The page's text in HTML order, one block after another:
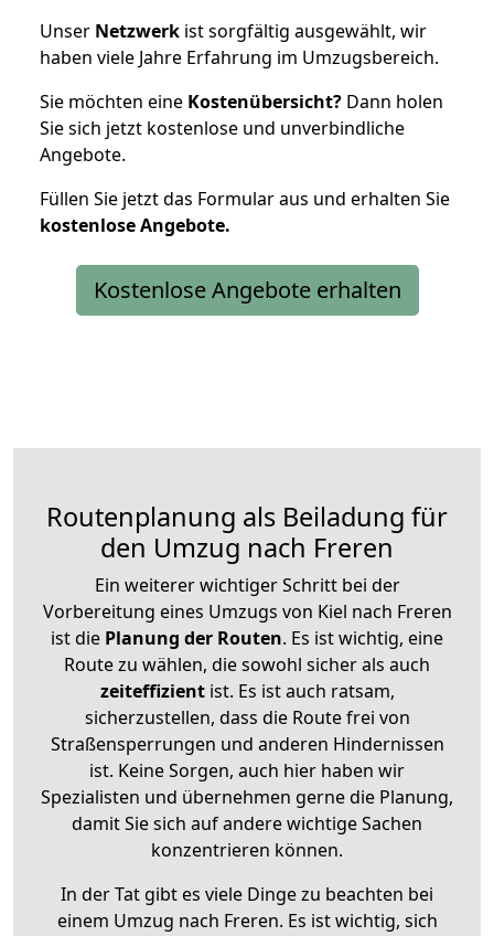
Unser Netzwerk ist sorgfältig ausgewählt, wir
haben viele Jahre Erfahrung im Umzugsbereich.
Sie möchten eine Kostenübersicht? Dann holen
Sie sich jetzt kostenlose und unverbindliche
Angebote.
Füllen Sie jetzt das Formular aus und erhalten Sie
kostenloseAngebote.
Kostenlose Angebote erhalten
Routenplanung als Beiladung für
den Umzug nach Freren
Ein weiterer wichtiger Schritt bei der
Vorbereitung eines Umzugs von Kiel nach Freren
ist die Planung der Routen. Es ist wichtig, eine
Route zu wählen, die sowohl sicher als auch
zeiteffizientist. Es ist auch ratsam,
sicherzustellen, dass die Route frei von
Straßensperrungen und anderen Hindernissen
ist. Keine Sorgen, auch hier haben wir
Spezialisten und übernehmen gerne die Planung,
damit Sie sich auf andere wichtige Sachen
konzentrieren können.
In der Tat gibt es viele Dinge zu beachten bei
einem Umzug nach Freren. Es ist wichtig, sich